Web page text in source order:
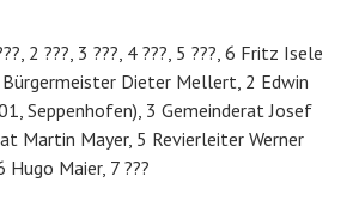
2 ???, 3 ???, 4 ???, 5 ???, 6 Fritz Isele
Dieter Mellert, 2 Edwin
Seppenhofen), 3 Gemeinderat Josef
Martin Mayer, 5 Revierleiter Werner
Hugo Maier, 7 ???